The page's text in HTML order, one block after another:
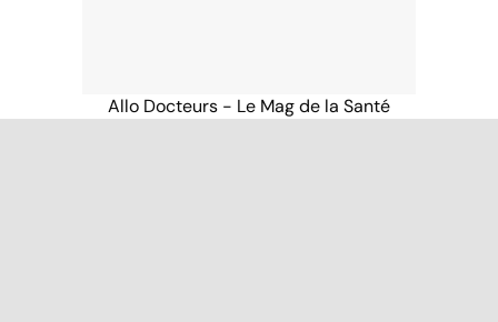
Allo Docteurs - Le Mag de la Santé